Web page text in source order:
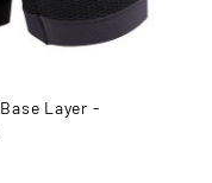
Layer -